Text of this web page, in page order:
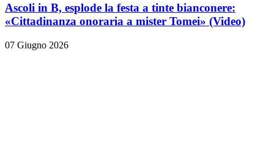
Ascoli in B, esplode la festa a tinte bianconere:
«Cittadinanza onoraria a mister Tomei» (Video)
07 Giugno 2026